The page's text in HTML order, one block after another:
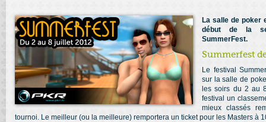
La salle de poker
début de la
SummerFest.
Summerfest
Le festival
sur la salle de
les soirs du 2 au
festival un
mieux classés
tournoi. Le meilleur (ou la meilleure) remportera un ticket pour les Masters à